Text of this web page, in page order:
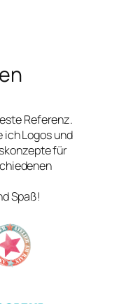
Referenz.
ich Logos und
für
Spaß!